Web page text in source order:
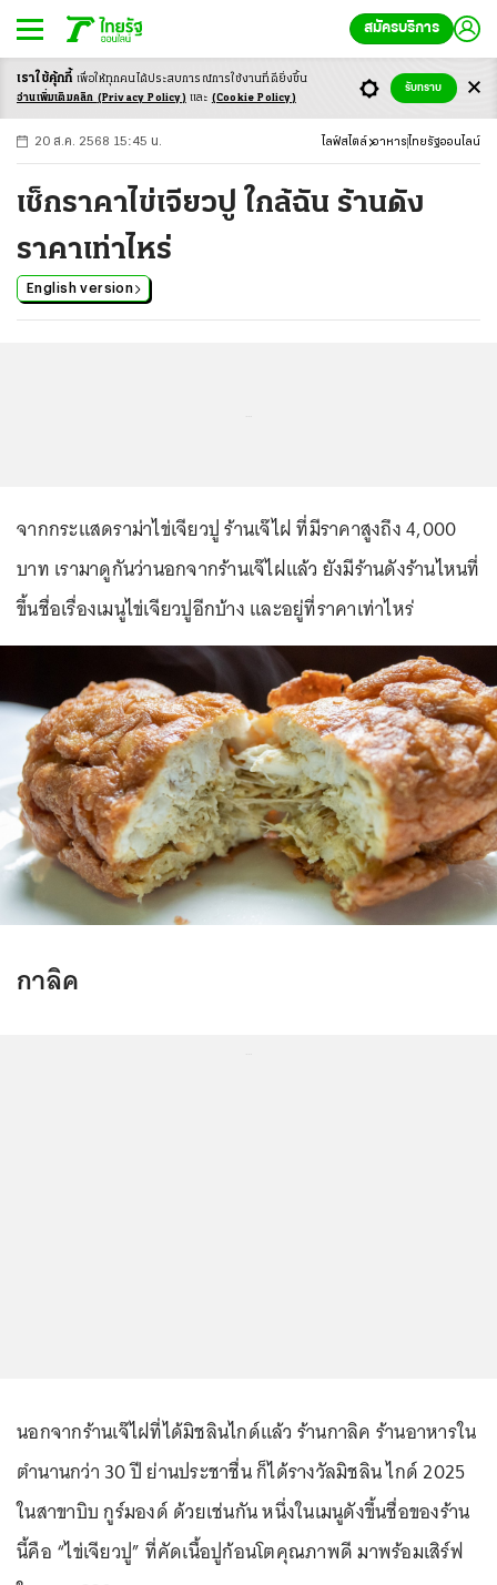
สมัครบริการ
-ก ก ก+
20 ส.ค. 2568 15:45 น. ไลฟ์สไตล์ อาหาร ไทยรัฐออนไลน์
เช็กราคาไข่เจียวปู ใกล้ฉัน ร้านดัง
ราคาเท่าไหร่
English version
จากกระแสดราม่าไข่เจียวปู ร้านเจ๊ไฝ ที่มีราคาสูงถึง 4,000
บาท เรามาดูกันว่านอกจากร้านเจ๊ไฝแล้ว ยังมีร้านดังร้านไหนที่
ขึ้นชื่อเรื่องเมนูไข่เจียวปูอีกบ้าง และอยู่ที่ราคาเท่าไหร่
กาลิค
นอกจากร้านเจ๊ไฝที่ได้มิชลินไกด์แล้ว ร้านกาลิค ร้านอาหารใน
ตำนานกว่า 30 ปี ย่านประชาชื่น ก็ได้รางวัลมิชลิน ไกด์ 2025
ในสาขาบิบ กูร์มองด์ ด้วยเช่นกัน หนึ่งในเมนูดังขึ้นชื่อของร้าน
นี้คือ “ไข่เจียวปู” ที่คัดเนื้อปูก้อนโตคุณภาพดี มาพร้อมเสิร์ฟ
เราใช้คุ้กกี้ เพื่อให้ทุกคนได้ประสบการณ์การใช้งานที่ดียิ่งขึ้น
อ่านเพิ่มเติมคลิก (Privacy Policy) และ (Cookie Policy)
รับทราบ